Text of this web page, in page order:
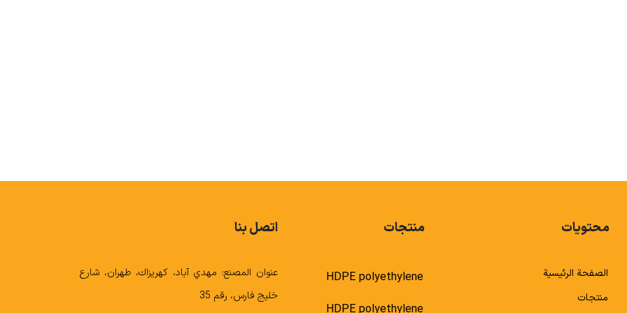
محتويات
الصفحة الرئيسية
منتجات
منتجات
HDPE polyethylene
HDPE polyethylene
اتصل بنا
عنوان المصنع: مهدي آباد، كهريزاك، طهران، شارع
خليج فارس، رقم 35